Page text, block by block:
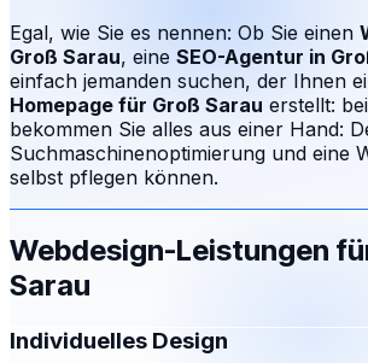
Egal, wie Sie es nennen: Ob Sie einen
Groß Sarau, eine SEO-Agentur in
einfach jemanden suchen, der Ihnen
Homepage für Groß Sarau erstellt:
bekommen Sie alles aus einer Hand:
Suchmaschinenoptimierung und eine
selbst pflegen können.
Webdesign-Leistungen
Sarau
Individuelles Design